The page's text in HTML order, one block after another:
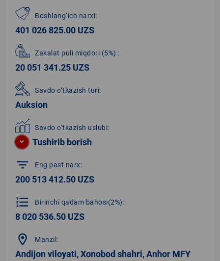
Boshlang‘ich narxi:
401 026 825.00 UZS
Zakalat puli miqdori (5%) :
20 051 341.25 UZS
Savdo o‘tkazish turi:
Auksion
Savdo o‘tkazish uslubi:
Tushirib borish
filter_list Eng past narx:
200 513 412.50 UZS
format_list_numbered Birinchi qadam bahosi(2%):
8 020 536.50 UZS
location_on Manzil:
Andijon viloyati, Xonоbod shahri, Anhor MFY